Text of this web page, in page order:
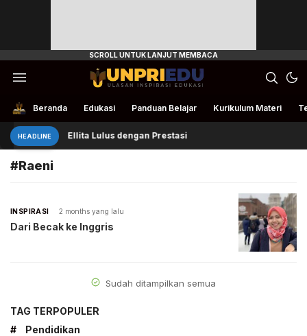
UnpriEdu
Ulasan Inspirasi Edukasi
Beranda Edukasi Panduan Belajar Kurikulum Materi
HEADLINE Ellita Lulus dengan Prestasi
#Raeni
INSPIRASI 2 months yang lalu
Dari Becak ke Inggris
Sudah ditampilkan semua
TAG TERPOPULER
#
Pendidikan